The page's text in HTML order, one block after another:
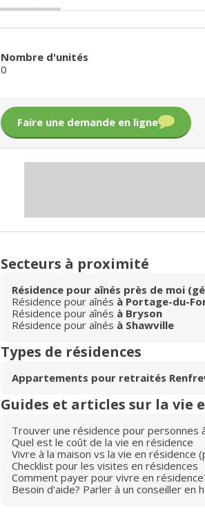
Nombre d'unités
0
Faire une demande en ligne
Secteurs à proximité
Résidence pour aînés près de moi
Résidence pour aînés à Portage-du-
Résidence pour aînés à Bryson
Résidence pour aînés à Shawville
Types de résidences
Appartements pour retraités
Guides et articles sur la vie
Trouver une résidence pour personnes
Quel est le coût de la vie en résidence
Vivre à la maison vs la vie en résidence
Checklist pour les visites en résidences
Comment payer pour vivre en
Besoin d'aide? Parler à un conseiller